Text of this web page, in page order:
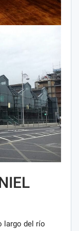
largo del río